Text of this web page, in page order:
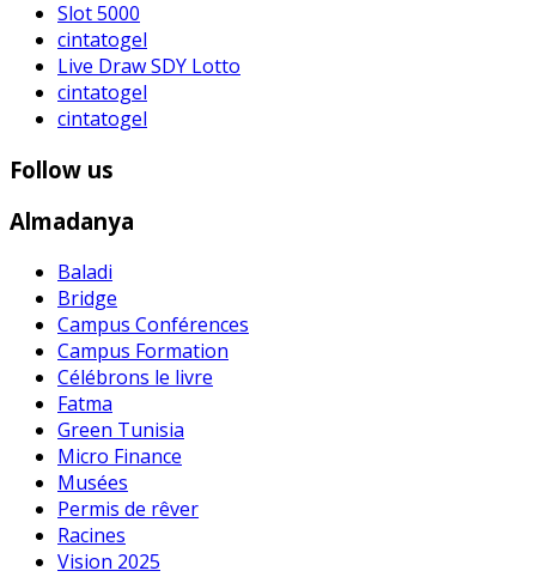
Slot 5000
cintatogel
Live Draw SDY Lotto
cintatogel
cintatogel
Follow us
Almadanya
Baladi
Bridge
Campus Conférences
Campus Formation
Célébrons le livre
Fatma
Green Tunisia
Micro Finance
Musées
Permis de rêver
Racines
Vision 2025